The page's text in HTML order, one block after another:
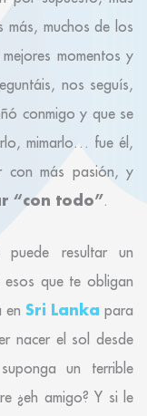
más, muchos de los
momentos y
nos seguís,
conmigo y que se
mimarlo… fue él,
con más pasión, y
“con todo”.
resultar un
esos que te obligan
en Sri Lanka para
nacer el sol desde
un terrible
¿eh amigo? Y si le